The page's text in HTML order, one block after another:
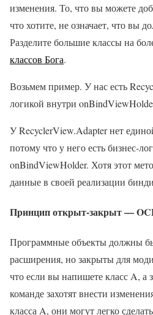
изменения. То, что вы можете
что хотите, не означает, что вы
Разделите большие классы на
классов Бога.
Возьмем пример. У нас есть
логикой внутри
У RecyclerView.Adapter нет
потому что у него есть бизнес-
onBindViewHolder. Хотя этот
данные в своей реализации
Принцип открыт-закрыт —
Программные объекты должны
расширения, но закрыты для
что если вы напишете класс A, а
команде захотят внести
класса A, они могут легко